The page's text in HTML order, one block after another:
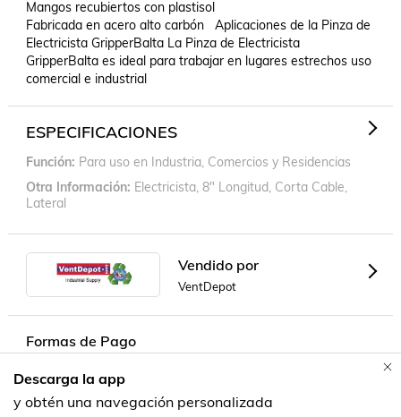
Mangos recubiertos con plastisol
Fabricada en acero alto carbón   Aplicaciones de la Pinza de
Electricista GripperBalta La Pinza de Electricista
GripperBalta es ideal para trabajar en lugares estrechos uso
comercial e industrial
ESPECIFICACIONES
Función Para uso en Industria, Comercios y Residencias
Otra Información Electricista, 8" Longitud, Corta Cable,
Lateral
Vendido por
VentDepot
Formas de Pago
Descarga la app
y obtén una navegación personalizada